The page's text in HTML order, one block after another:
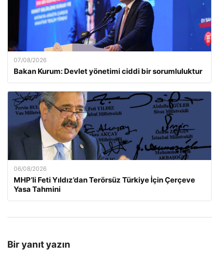
07/08/2026
Bakan Kurum: Devlet yönetimi ciddi bir sorumluluktur
06/08/2026
MHP’li Feti Yıldız’dan Terörsüz Türkiye İçin Çerçeve
Yasa Tahmini
Bir yanıt yazın